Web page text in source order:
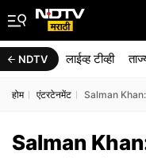
NDTV लाईव्ह टीव्ही
होम एंटरटेनमेंट Salman Khan:
Salman Khan: